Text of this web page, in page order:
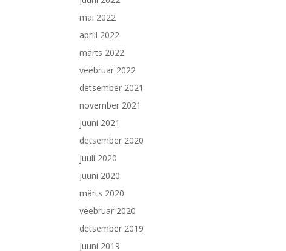
mai 2022
aprill 2022
märts 2022
veebruar 2022
detsember 2021
november 2021
juuni 2021
detsember 2020
juuli 2020
juuni 2020
märts 2020
veebruar 2020
detsember 2019
juuni 2019